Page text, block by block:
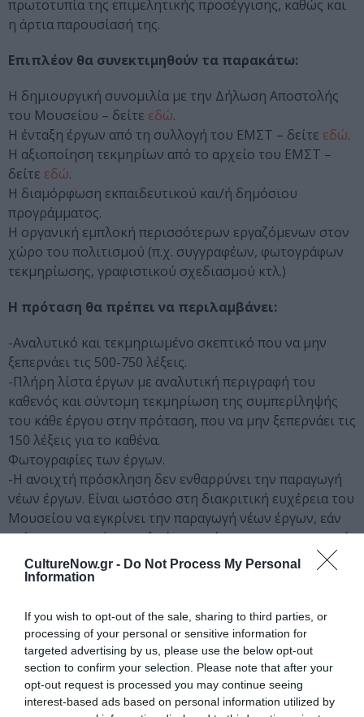
CultureNow.gr - Do Not Process My Personal
Information
If you wish to opt-out of the sale, sharing to third parties, or
processing of your personal or sensitive information for
targeted advertising by us, please use the below opt-out
section to confirm your selection. Please note that after your
opt-out request is processed you may continue seeing
interest-based ads based on personal information utilized by
πρωτοτυπία της επιμελητικής προσέγγισης, καθώς και
η άρτια παρουσίασή της.
Επιπλέον θα συνεκτιμηθούν τα παρακάτω:
Η δημιουργική συνομιλία με την Δήλωση Αποστολής
του Mουσείου – δείτε εδώ.
Η ένταξη έργων από τη συλλογή του ΕΜΣΤ – δείτε εδώ.
Η αξιοποίηση τεκμηρίων από το αρχείο του ΕΜΣΤ –
δείτε εδώ.
Η διαμόρφωση εκπαιδευτικού και/ή δημόσιου
προγράμματος.
Η οργανική εμπλοκή περισσότερων εργαζόμενων στον
χώρο του πολιτισμού (π.χ. συγγραφέων, φωτογράφων
τεκμηρίωσης, γραφιστικού σχεδιασμού κτλ.)
Η πρόταση θα πρέπει να περιλαμβάνει:
-Αναλυτικό και τεκμηριωμένο σκεπτικό που να μην
ξεπερνάει τις 500-750 λέξεις.
-Πλήρη λίστα έργων με αναλυτική περιγραφή του
καθενός και σύντομη τεκμηρίωση της συμπερίληψής
του κάθε έργου στην πρόταση, που να μην ξεπερνάει τις
150 λέξεις για το καθένα.
Φωτογραφίες των έργων.
-Η ανοιχτή πρόσκληση δεν ενθαρρύνει την παραγωγή
νέων έργων. Είναι ωστόσο στη διακριτική ευχέρεια του
Μουσείου να εγκρίνει την παραγωγή νέων έργων, εάν
κρίνει πως αυτά αποτελούν αναπόσπαστο και οργανικό
κομμάτι της επιμελητικής πρότασης.
-Αναλυτικό προϋπολογισμό της έκθεσης σύμφωνα με
ΕΜΣΤ_curatorial_open_call_budget_template.xlsx
-Πλήρες ανάπτυγμα της έκθεσης και σχέδιο
τοποθέτησης των έργων στον εκθεσιακό χώρο με τη
χρήση ψηφιακών ή αναλογικών μεθόδων
αναπαράστασης.
-Βιογραφικό και επαγγελματικό portfolio της